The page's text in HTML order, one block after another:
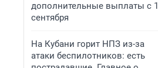
дополнительные выплаты с 1
сентября
На Кубани горит НПЗ из-за
атаки беспилотников: есть